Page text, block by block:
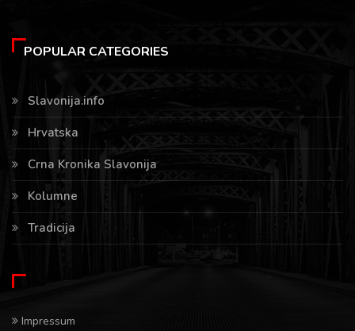
POPULAR CATEGORIES
Slavonija.info
Hrvatska
Crna Kronika Slavonija
Kolumne
Tradicija
Impressum